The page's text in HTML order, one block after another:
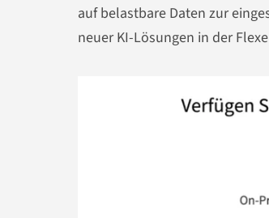
auf belastbare Daten zur
neuer KI-Lösungen in der